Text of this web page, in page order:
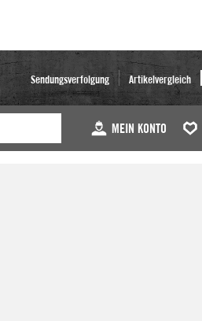
Sendungsverfolgung Artikelvergleich
MEIN KONTO